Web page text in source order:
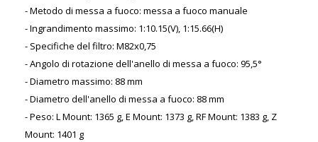
- Metodo di messa a fuoco: messa a fuoco manuale
- Ingrandimento massimo: 1:10.15(V), 1:15.66(H)
- Specifiche del filtro: M82x0,75
- Angolo di rotazione dell'anello di messa a fuoco: 95,5°
- Diametro massimo: 88 mm
- Diametro dell'anello di messa a fuoco: 88 mm
- Peso: L Mount: 1365 g, E Mount: 1373 g, RF Mount: 1383 g, Z
Mount: 1401 g